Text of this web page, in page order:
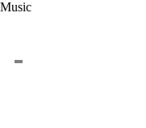
Music